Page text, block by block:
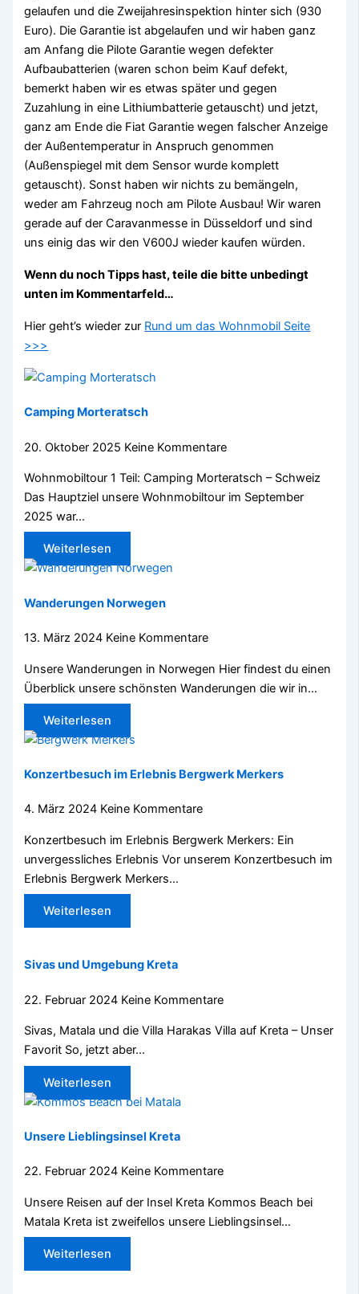
gelaufen und die Zweijahresinspektion hinter sich (930
Euro). Die Garantie ist abgelaufen und wir haben ganz
am Anfang die Pilote Garantie wegen defekter
Aufbaubatterien (waren schon beim Kauf defekt,
bemerkt haben wir es etwas später und gegen
Zuzahlung in eine Lithiumbatterie getauscht) und jetzt,
ganz am Ende die Fiat Garantie wegen falscher Anzeige
der Außentemperatur in Anspruch genommen
(Außenspiegel mit dem Sensor wurde komplett
getauscht). Sonst haben wir nichts zu bemängeln,
weder am Fahrzeug noch am Pilote Ausbau! Wir waren
gerade auf der Caravanmesse in Düsseldorf und sind
uns einig das wir den V600J wieder kaufen würden.
Wenn du noch Tipps hast, teile die bitte unbedingt
unten im Kommentarfeld…
Hier geht’s wieder zur Rund um das Wohnmobil Seite
>>>
Camping Morteratsch
20. Oktober 2025 Keine Kommentare
Wohnmobiltour 1 Teil: Camping Morteratsch – Schweiz
Das Hauptziel unsere Wohnmobiltour im September
2025 war…
Weiterlesen
Wanderungen Norwegen
13. März 2024 Keine Kommentare
Unsere Wanderungen in Norwegen Hier findest du einen
Überblick unsere schönsten Wanderungen die wir in…
Weiterlesen
Konzertbesuch im Erlebnis Bergwerk Merkers
4. März 2024 Keine Kommentare
Konzertbesuch im Erlebnis Bergwerk Merkers: Ein
unvergessliches Erlebnis Vor unserem Konzertbesuch im
Erlebnis Bergwerk Merkers…
Weiterlesen
Sivas und Umgebung Kreta
22. Februar 2024 Keine Kommentare
Sivas, Matala und die Villa Harakas Villa auf Kreta – Unser
Favorit So, jetzt aber…
Weiterlesen
Unsere Lieblingsinsel Kreta
22. Februar 2024 Keine Kommentare
Unsere Reisen auf der Insel Kreta Kommos Beach bei
Matala Kreta ist zweifellos unsere Lieblingsinsel…
Weiterlesen